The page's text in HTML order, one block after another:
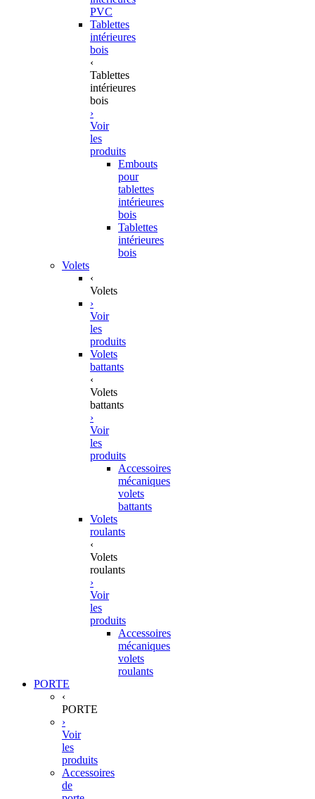
PVC
Tablettes
intérieures
bois
‹
Tablettes
intérieures
bois
›
Voir
les
produits
Embouts
pour
tablettes
intérieures
bois
Tablettes
intérieures
bois
Volets
‹
Volets
›
Voir
les
produits
Volets
battants
‹
Volets
battants
›
Voir
les
produits
Accessoires
mécaniques
volets
battants
Volets
roulants
‹
Volets
roulants
›
Voir
les
produits
Accessoires
mécaniques
volets
roulants
PORTE
‹
PORTE
›
Voir
les
produits
Accessoires
de